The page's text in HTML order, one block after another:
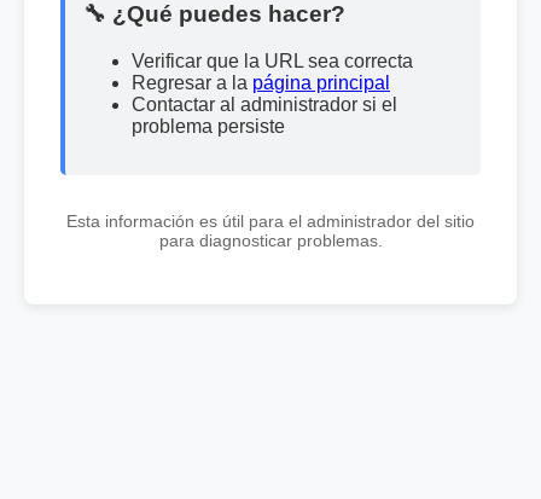
🔧 ¿Qué puedes hacer?
Verificar que la URL sea correcta
Regresar a la página principal
Contactar al administrador si el
problema persiste
Esta información es útil para el administrador del sitio
para diagnosticar problemas.